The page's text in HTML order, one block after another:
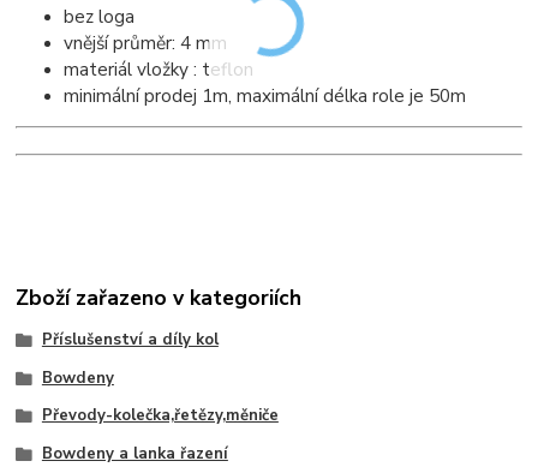
bez loga
vnější průměr: 4 mm
materiál vložky : teflon
minimální prodej 1m, maximální délka role je 50m
Zboží zařazeno v kategoriích
Příslušenství a díly kol
Bowdeny
Převody-kolečka,řetězy,měniče
Bowdeny a lanka řazení